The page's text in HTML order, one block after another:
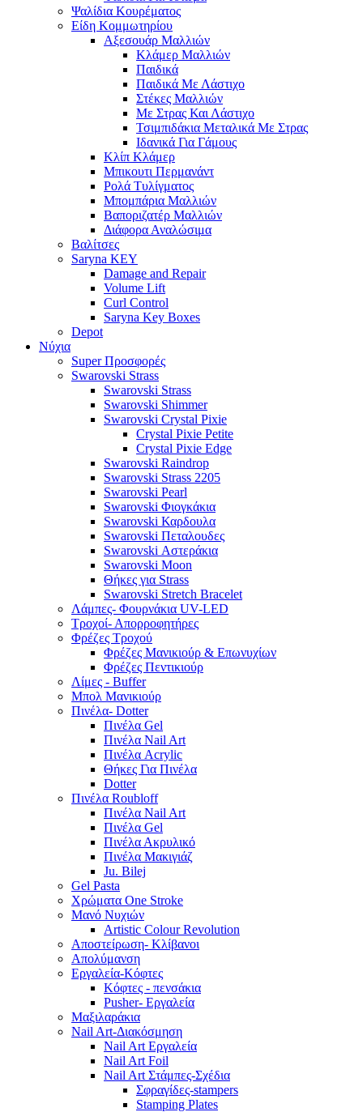
Ψαλίδια Κουρέματος
Είδη Κομμωτηρίου
Αξεσουάρ Μαλλιών
Κλάμερ Μαλλιών
Παιδικά
Παιδικά Με Λάστιχο
Στέκες Μαλλιών
Με Στρας Και Λάστιχο
Τσιμπιδάκια Μεταλικά Με Στρας
Ιδανικά Για Γάμους
Κλίπ Κλάμερ
Μπικουτι Περμανάντ
Ρολά Τυλίγματος
Μπομπάρια Μαλλιών
Βαποριζατέρ Μαλλιών
Διάφορα Αναλώσιμα
Βαλίτσες
Saryna KEY
Damage and Repair
Volume Lift
Curl Control
Saryna Key Boxes
Depot
Νύχια
Super Προσφορές
Swarovski Strass
Swarovski Strass
Swarovski Shimmer
Swarovski Crystal Pixie
Crystal Pixie Petite
Crystal Pixie Edge
Swarovski Raindrop
Swarovski Strass 2205
Swarovski Pearl
Swarovski Φιογκάκια
Swarovski Καρδουλα
Swarovski Πεταλουδες
Swarovski Αστεράκια
Swarovski Moon
Θήκες για Strass
Swarovski Stretch Bracelet
Λάμπες- Φουρνάκια UV-LED
Τροχοί- Απορροφητήρες
Φρέζες Τροχού
Φρέζες Μανικιούρ & Επωνυχίων
Φρέζες Πεντικιούρ
Λίμες - Buffer
Μπολ Μανικιούρ
Πινέλα- Dotter
Πινέλα Gel
Πινέλα Nail Art
Πινέλα Acrylic
Θήκες Για Πινέλα
Dotter
Πινέλα Roubloff
Πινέλα Nail Art
Πινέλα Gel
Πινέλα Ακρυλικό
Πινέλα Μακιγιάζ
Ju. Bilej
Gel Pasta
Χρώματα One Stroke
Mανό Nυχιών
Artistic Colour Revolution
Αποστείρωση- Κλίβανοι
Απολύμανση
Εργαλεία-Κόφτες
Κόφτες - πενσάκια
Pusher- Εργαλεία
Μαξιλαράκια
Nail Art-Διακόσμηση
Nail Art Εργαλεία
Nail Art Foil
Nail Art Στάμπες-Σχέδια
Σφραγίδες-stampers
Stamping Plates